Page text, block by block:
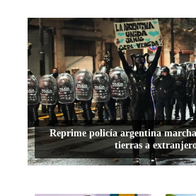
Reprime policía argentina
tierras a